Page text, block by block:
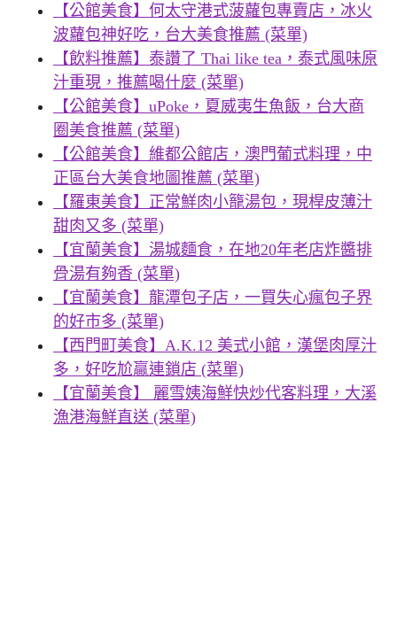
【公館美食】何太守港式菠蘿包專賣店，冰火
波蘿包神好吃，台大美食推薦 (菜單)
【飲料推薦】泰讚了 Thai like tea，泰式風味原
汁重現，推薦喝什麼 (菜單)
【公館美食】uPoke，夏威夷生魚飯，台大商
圈美食推薦 (菜單)
【公館美食】維都公館店，澳門葡式料理，中
正區台大美食地圖推薦 (菜單)
【羅東美食】正常鮮肉小籠湯包，現桿皮薄汁
甜肉又多 (菜單)
【宜蘭美食】湯城麵食，在地20年老店炸醬排
骨湯有夠香 (菜單)
【宜蘭美食】龍潭包子店，一買失心瘋包子界
的好市多 (菜單)
【西門町美食】A.K.12 美式小館，漢堡肉厚汁
多，好吃尬贏連鎖店 (菜單)
【宜蘭美食】 麗雪姨海鮮快炒代客料理，大溪
漁港海鮮直送 (菜單)